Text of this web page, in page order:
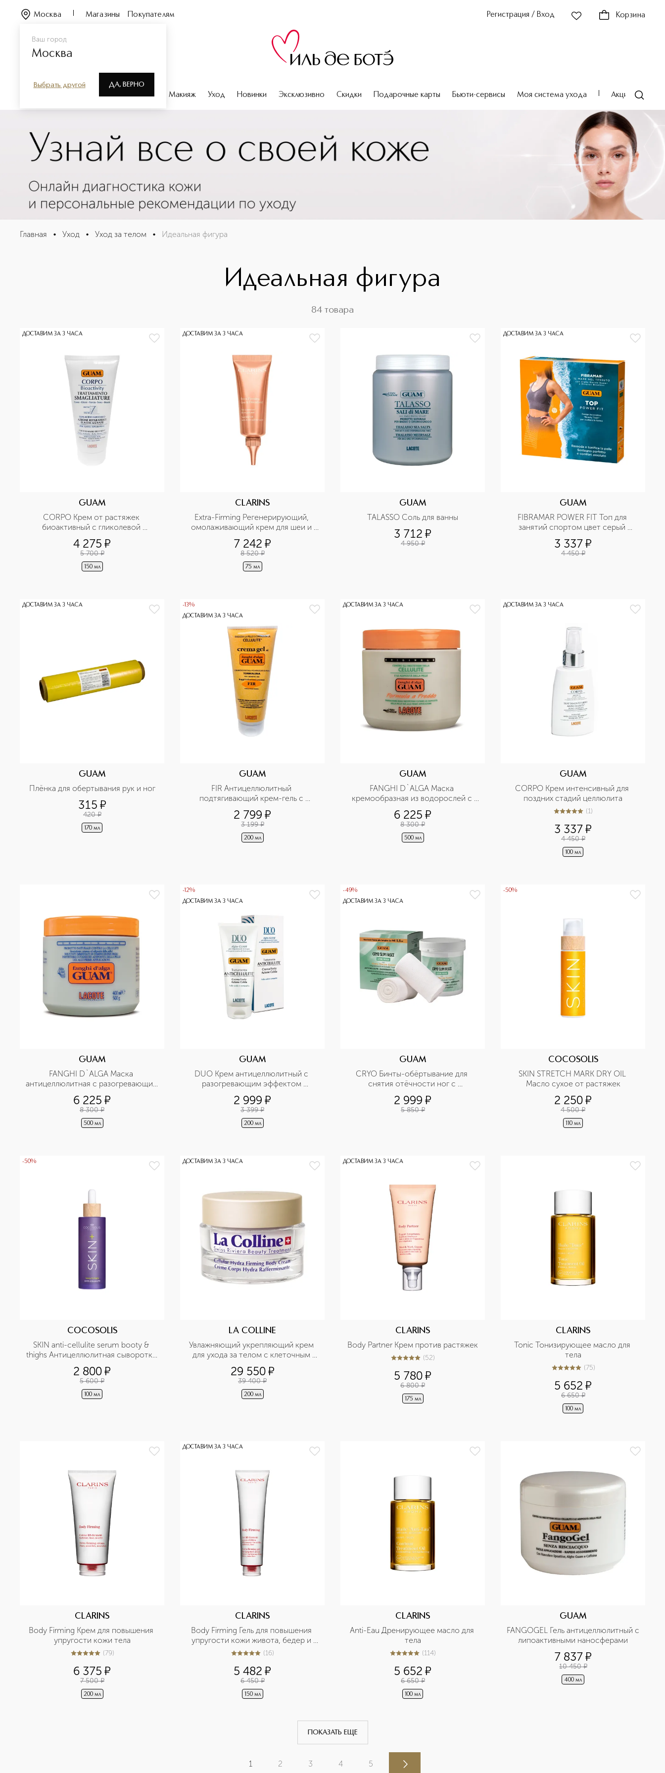
Ваш город
Москва
Выбрать другой ДА, ВЕРНО
Москва Магазины Покупателям Регистрация / Вход Корзина
Парфюмерия Макияж Уход Новинки Эксклюзивно Скидки Подарочные карты Бьюти-сервисы Моя система ухода Акции
Уходовые средства для идеальной фигуры
Главная • Уход • Уход за телом • Идеальная фигура
Идеальная фигура
84 товара
ДОСТАВИМ ЗА 3 ЧАСА
GUAM
CORPO Крем от растяжек
биоактивный с гликолевой
4 275 ¤
5 700 ¤
150 мл
ДОСТАВИМ ЗА 3 ЧАСА
CLARINS
Extra-Firming Регенерирующий,
омолаживающий крем для шеи и
7 242 ¤
8 520 ¤
75 мл
GUAM
TALASSO Соль для ванны
3 712 ¤
4 950 ¤
ДОСТАВИМ ЗА 3 ЧАСА
GUAM
FIBRAMAR POWER FIT Топ для
занятий спортом цвет серый
3 337¤
4 450 ¤
ДОСТАВИМ ЗА 3 ЧАСА
GUAM
Плёнка для обертывания рук и ног
315 ¤
420 ¤
170 мл
-13%
ДОСТАВИМ ЗА 3 ЧАСА
GUAM
FIR Антицеллюлитный
подтягивающий крем-гель с
2 799 ¤
3 199 ¤
200 мл
ДОСТАВИМ ЗА 3 ЧАСА
GUAM
FANGHI D`ALGA Маска
кремообразная из водорослей с
6 225 ¤
8 300 ¤
500 мл
ДОСТАВИМ ЗА 3 ЧАСА
GUAM
CORPO Крем интенсивный для
поздних стадий целлюлита
5из 51 (1)
3 337¤
4 450 ¤
100 мл
GUAM
FANGHI D`ALGA Маска
антицеллюлитная с разогревающим
6 225 ¤
8 300 ¤
500 мл
-12%
ДОСТАВИМ ЗА 3 ЧАСА
GUAM
DUO Крем антицеллюлитный с
разогревающим эффектом
2 999 ¤
3 399 ¤
200 мл
-49%
ДОСТАВИМ ЗА 3 ЧАСА
GUAM
CRYO Бинты-обёртывание для
снятия отёчности ног с
2 999 ¤
5 850 ¤
-50%
COCOSOLIS
SKIN STRETCH MARK DRY OIL
Масло сухое от растяжек
2 250¤
4 500 ¤
110 мл
-50%
COCOSOLIS
SKIN anti-cellulite serum booty &
thighs Антицеллюлитная сыворотка
2 800¤
5 600 ¤
100 мл
ДОСТАВИМ ЗА 3 ЧАСА
LA COLLINE
Увлажняющий укрепляющий крем
для ухода за телом с клеточным
29 550¤
39 400 ¤
200 мл
ДОСТАВИМ ЗА 3 ЧАСА
CLARINS
Body Partner Крем против растяжек
5из 552 (52)
5 780¤
6 800 ¤
175 мл
CLARINS
Tonic Тонизирующее масло для
тела
4.9из575 (75)
5 652 ¤
6 650 ¤
100 мл
CLARINS
Body Firming Крем для повышения
упругости кожи тела
5из 579 (79)
6 375 ¤
7 500 ¤
200 мл
ДОСТАВИМ ЗА 3 ЧАСА
CLARINS
Body Firming Гель для повышения
упругости кожи живота, бедер и
рук
4.9из516 (16)
5 482 ¤
6 450 ¤
150 мл
CLARINS
Anti-Eau Дренирующее масло для
тела
5из 5114 (114)
5 652 ¤
6 650 ¤
100 мл
GUAM
FANGOGEL Гель антицеллюлитный с
липоактивными наносферами
7 837¤
10 450 ¤
400 мл
ПОКАЗАТЬ ЕЩЕ
1 2 3 4 5